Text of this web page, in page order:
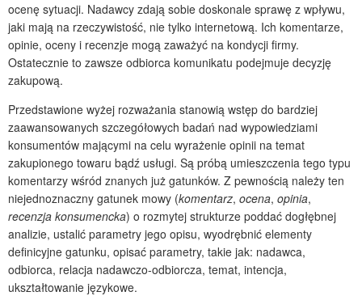
ocenę sytuacji. Nadawcy zdają sobie doskonale sprawę z wpływu,
jaki mają na rzeczywistość, nie tylko internetową. Ich komentarze,
opinie, oceny i recenzje mogą zaważyć na kondycji firmy.
Ostatecznie to zawsze odbiorca komunikatu podejmuje decyzję
zakupową.
Przedstawione wyżej rozważania stanowią wstęp do bardziej
zaawansowanych szczegółowych badań nad wypowiedziami
konsumentów mającymi na celu wyrażenie opinii na temat
zakupionego towaru bądź usługi. Są próbą umieszczenia tego typu
komentarzy wśród znanych już gatunków. Z pewnością należy ten
niejednoznaczny gatunek mowy (komentarz, ocena, opinia,
recenzja konsumencka) o rozmytej strukturze poddać dogłębnej
analizie, ustalić parametry jego opisu, wyodrębnić elementy
definicyjne gatunku, opisać parametry, takie jak: nadawca,
odbiorca, relacja nadawczo-odbiorcza, temat, intencja,
ukształtowanie językowe.